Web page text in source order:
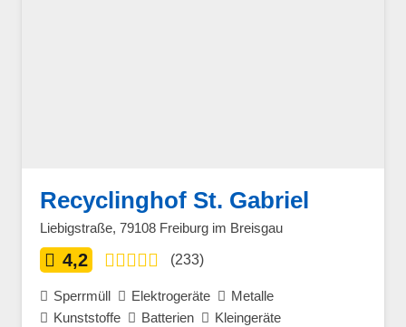
Recyclinghof St. Gabriel
Liebigstraße, 79108 Freiburg im Breisgau
4,2 (233)
Sperrmüll Elektrogeräte
Metalle
Kunststoffe
Batterien Kleingeräte